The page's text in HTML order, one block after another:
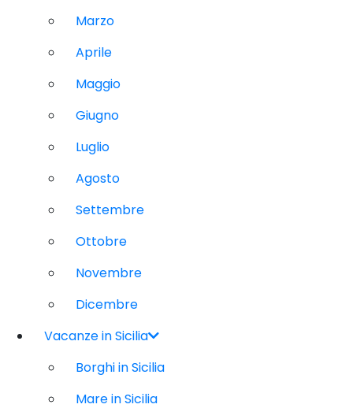
Marzo
Aprile
Maggio
Giugno
Luglio
Agosto
Settembre
Ottobre
Novembre
Dicembre
Vacanze in Sicilia
Borghi in Sicilia
Mare in Sicilia